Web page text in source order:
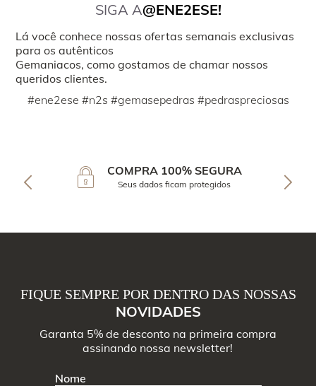
SIGA A@ENE2ESE!
Lá você conhece nossas ofertas semanais exclusivas
para os autênticos
Gemaniacos, como gostamos de chamar nossos
queridos clientes.
#ene2ese #n2s #gemasepedras #pedraspreciosas
COMPRA 100% SEGURA
Seus dados ficam protegidos
FIQUE SEMPRE POR DENTRO DAS NOSSAS
NOVIDADES
Garanta 5% de desconto na primeira compra
assinando nossa newsletter!
Nome